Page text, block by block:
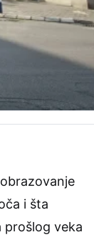
i šta
prošlog veka